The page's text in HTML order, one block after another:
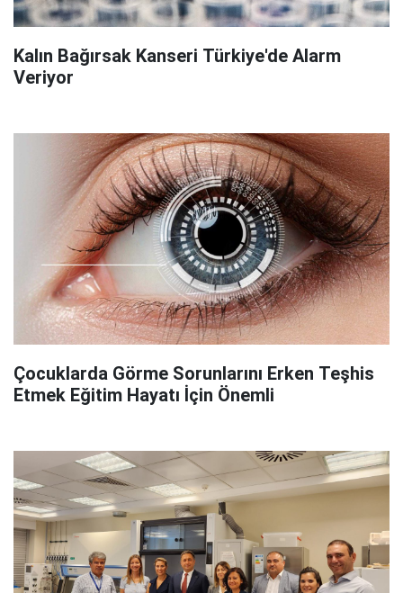
Kalın Bağırsak Kanseri Türkiye'de Alarm
Veriyor
Çocuklarda Görme Sorunlarını Erken Teşhis
Etmek Eğitim Hayatı İçin Önemli